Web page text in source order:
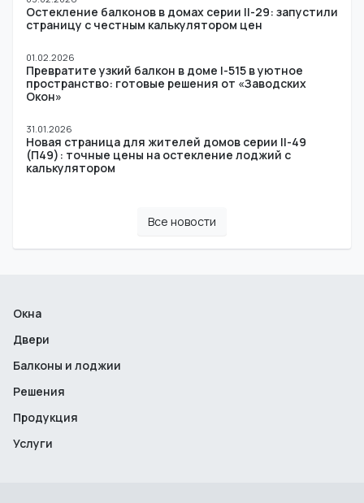
Остекление балконов в домах серии II-29: запустили
страницу с честным калькулятором цен
01.02.2026
Превратите узкий балкон в доме I-515 в уютное
пространство: готовые решения от «Заводских
Окон»
31.01.2026
Новая страница для жителей домов серии II-49
(П49): точные цены на остекление лоджий с
калькулятором
Все новости
Окна
Двери
Балконы и лоджии
Решения
Продукция
Услуги